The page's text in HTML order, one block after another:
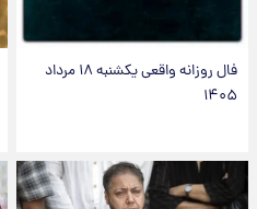
فال روزانه واقعی یکشنبه ۱۸ مرداد
۱۴۰۵